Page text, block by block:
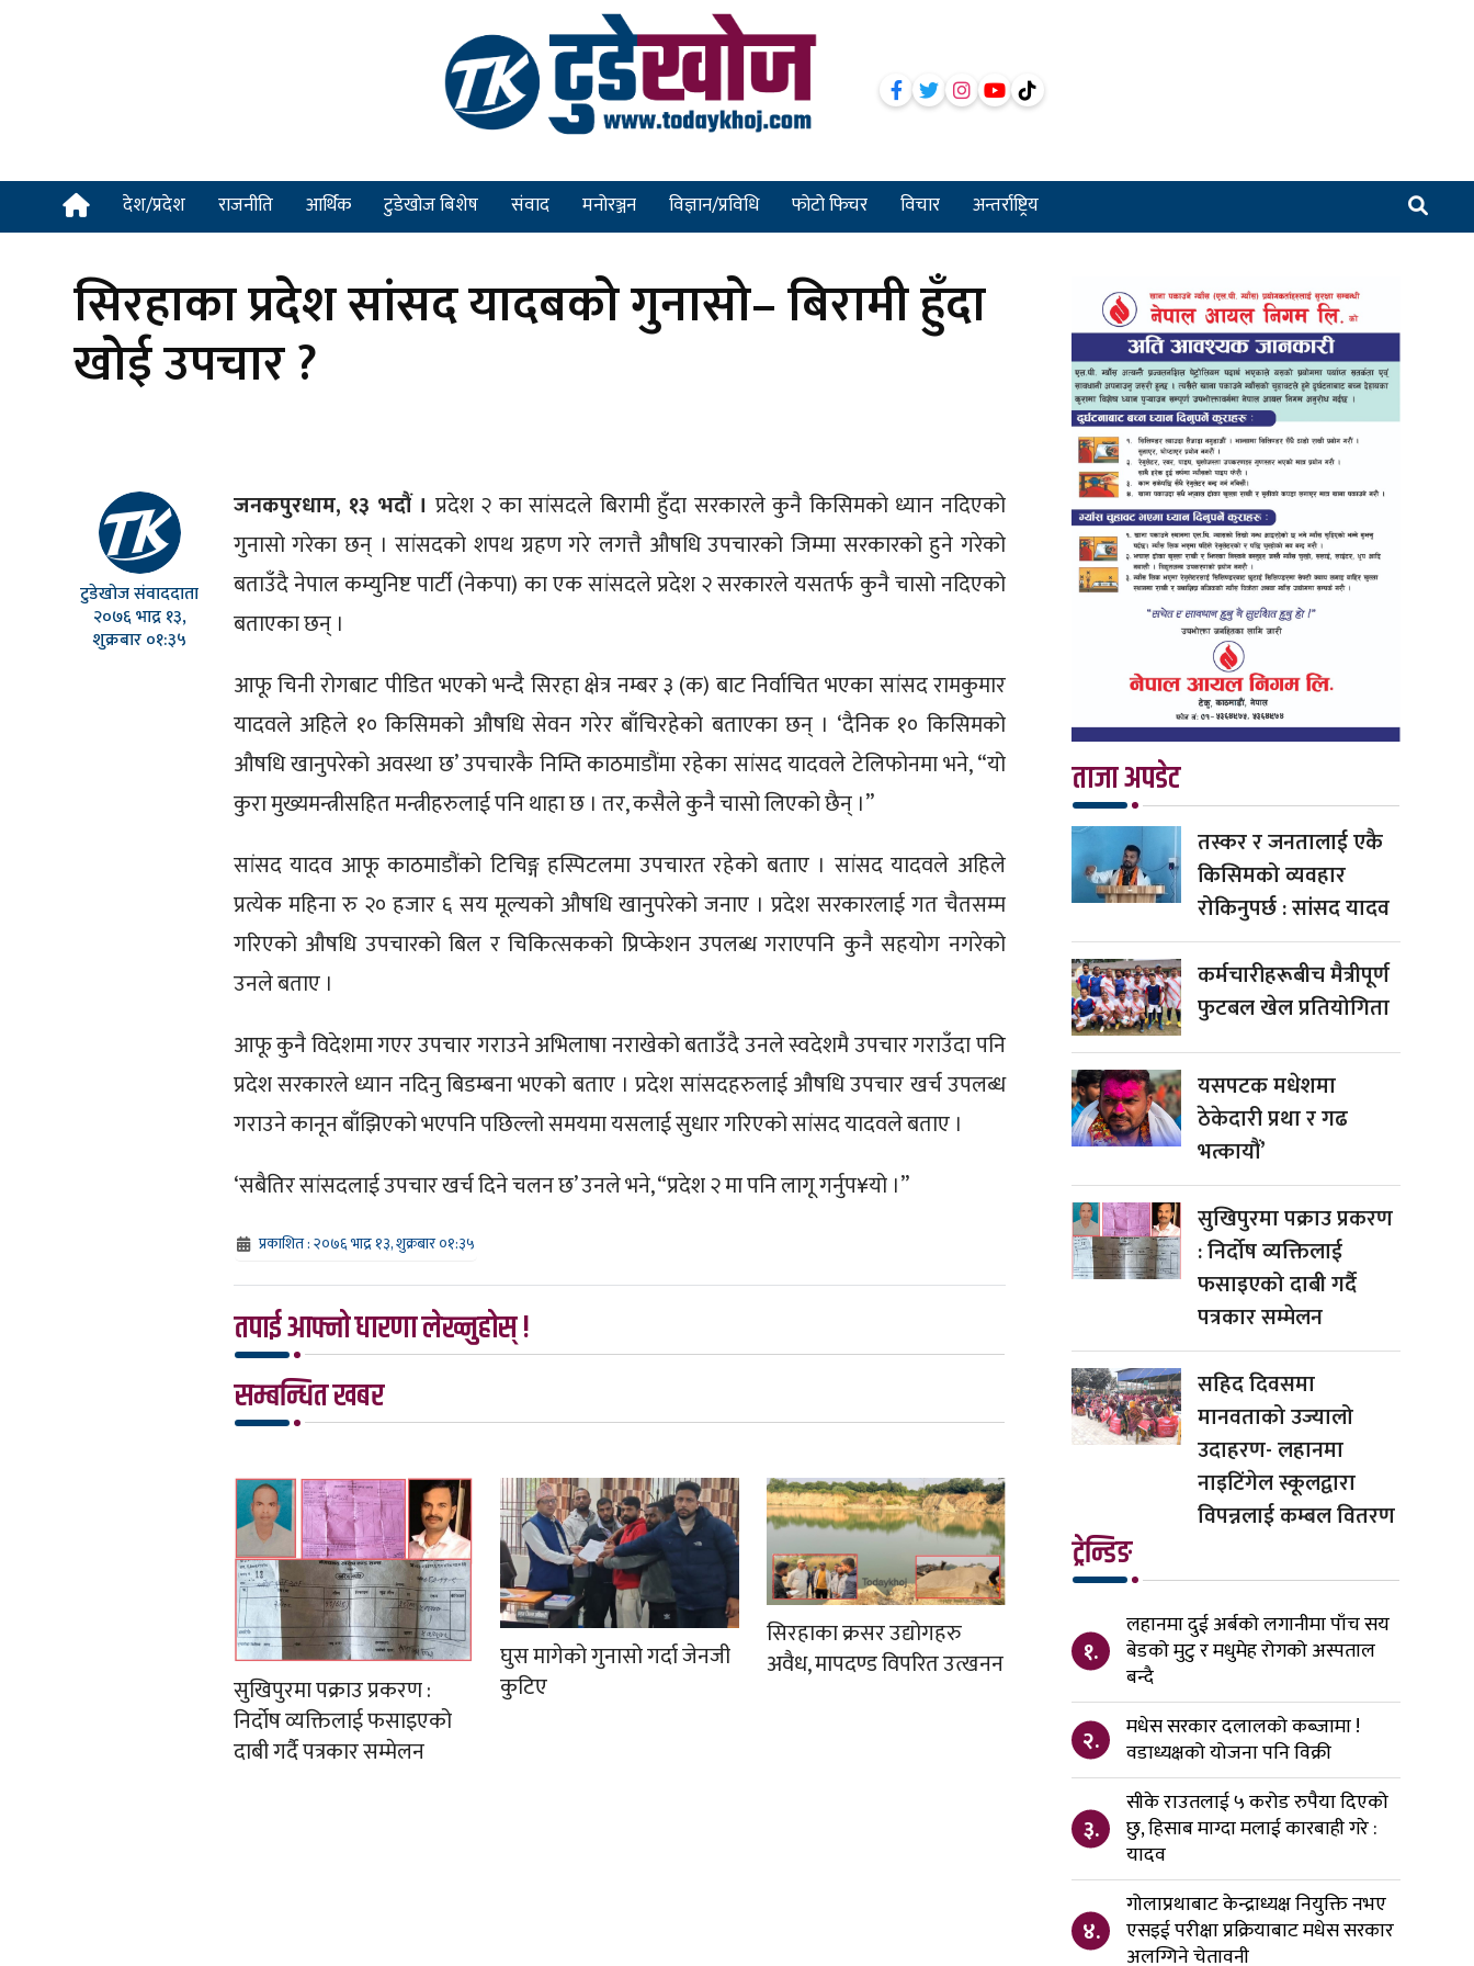
देश/प्रदेश राजनीति आर्थिक टुडेखोज बिशेष संवाद मनोरञ्जन विज्ञान/प्रविधि फोटो फिचर विचार अन्तर्राष्ट्रिय
सिरहाका प्रदेश सांसद यादबको गुनासो– बिरामी हुँदा
खोई उपचार ?
टुडेखोज संवाददाता
२०७६ भाद्र १३,
शुक्रबार ०१:३५
जनकपुरधाम, १३ भदौं । प्रदेश २ का सांसदले बिरामी हुँदा सरकारले कुनै किसिमको ध्यान नदिएको
गुनासो गरेका छन् । सांसदको शपथ ग्रहण गरे लगत्तै औषधि उपचारको जिम्मा सरकारको हुने गरेको
बताउँदै नेपाल कम्युनिष्ट पार्टी (नेकपा) का एक सांसदले प्रदेश २ सरकारले यसतर्फ कुनै चासो नदिएको
बताएका छन् ।
आफू चिनी रोगबाट पीडित भएको भन्दै सिरहा क्षेत्र नम्बर ३ (क) बाट निर्वाचित भएका सांसद रामकुमार
यादवले अहिले १० किसिमको औषधि सेवन गरेर बाँचिरहेको बताएका छन् । ‘दैनिक १० किसिमको
औषधि खानुपरेको अवस्था छ’ उपचारकै निम्ति काठमाडौंमा रहेका सांसद यादवले टेलिफोनमा भने, “यो
कुरा मुख्यमन्त्रीसहित मन्त्रीहरुलाई पनि थाहा छ । तर, कसैले कुनै चासो लिएको छैन् ।”
सांसद यादव आफू काठमाडौंको टिचिङ्ग हस्पिटलमा उपचारत रहेको बताए । सांसद यादवले अहिले
प्रत्येक महिना रु २० हजार ६ सय मूल्यको औषधि खानुपरेको जनाए । प्रदेश सरकारलाई गत चैतसम्म
गरिएको औषधि उपचारको बिल र चिकित्सकको प्रिप्केशन उपलब्ध गराएपनि कुनै सहयोग नगरेको
उनले बताए ।
आफू कुनै विदेशमा गएर उपचार गराउने अभिलाषा नराखेको बताउँदै उनले स्वदेशमै उपचार गराउँदा पनि
प्रदेश सरकारले ध्यान नदिनु बिडम्बना भएको बताए । प्रदेश सांसदहरुलाई औषधि उपचार खर्च उपलब्ध
गराउने कानून बाँझिएको भएपनि पछिल्लो समयमा यसलाई सुधार गरिएको सांसद यादवले बताए ।
‘सबैतिर सांसदलाई उपचार खर्च दिने चलन छ’ उनले भने, “प्रदेश २ मा पनि लागू गर्नुप¥यो ।”
प्रकाशित : २०७६ भाद्र १३, शुक्रबार ०१:३५
तपाई आफ्नो धारणा लेख्नुहोस् !
सम्बन्धित खबर
सुखिपुरमा पक्राउ प्रकरण :
निर्दोष व्यक्तिलाई फसाइएको
दाबी गर्दै पत्रकार सम्मेलन
घुस मागेको गुनासो गर्दा जेनजी
कुटिए
सिरहाका क्रसर उद्योगहरु
अवैध, मापदण्ड विपरित उत्खनन
ताजा अपडेट
तस्कर र जनतालाई एकै
किसिमको व्यवहार
रोकिनुपर्छ : सांसद यादव
कर्मचारीहरूबीच मैत्रीपूर्ण
फुटबल खेल प्रतियोगिता
यसपटक मधेशमा
ठेकेदारी प्रथा र गढ
भत्कायौं’
सुखिपुरमा पक्राउ प्रकरण
: निर्दोष व्यक्तिलाई
फसाइएको दाबी गर्दै
पत्रकार सम्मेलन
सहिद दिवसमा
मानवताको उज्यालो
उदाहरण- लहानमा
नाइटिंगेल स्कूलद्वारा
विपन्नलाई कम्बल वितरण
ट्रेन्डिङ
१.
लहानमा दुई अर्बको लगानीमा पाँच सय
बेडको मुटु र मधुमेह रोगको अस्पताल
बन्दै
२.
मधेस सरकार दलालको कब्जामा !
वडाध्यक्षको योजना पनि विक्री
३.
सीके राउतलाई ५ करोड रुपैया दिएको
छु, हिसाब माग्दा मलाई कारबाही गरे :
यादव
४.
गोलाप्रथाबाट केन्द्राध्यक्ष नियुक्ति नभए
एसइई परीक्षा प्रक्रियाबाट मधेस सरकार
अलग्गिने चेतावनी